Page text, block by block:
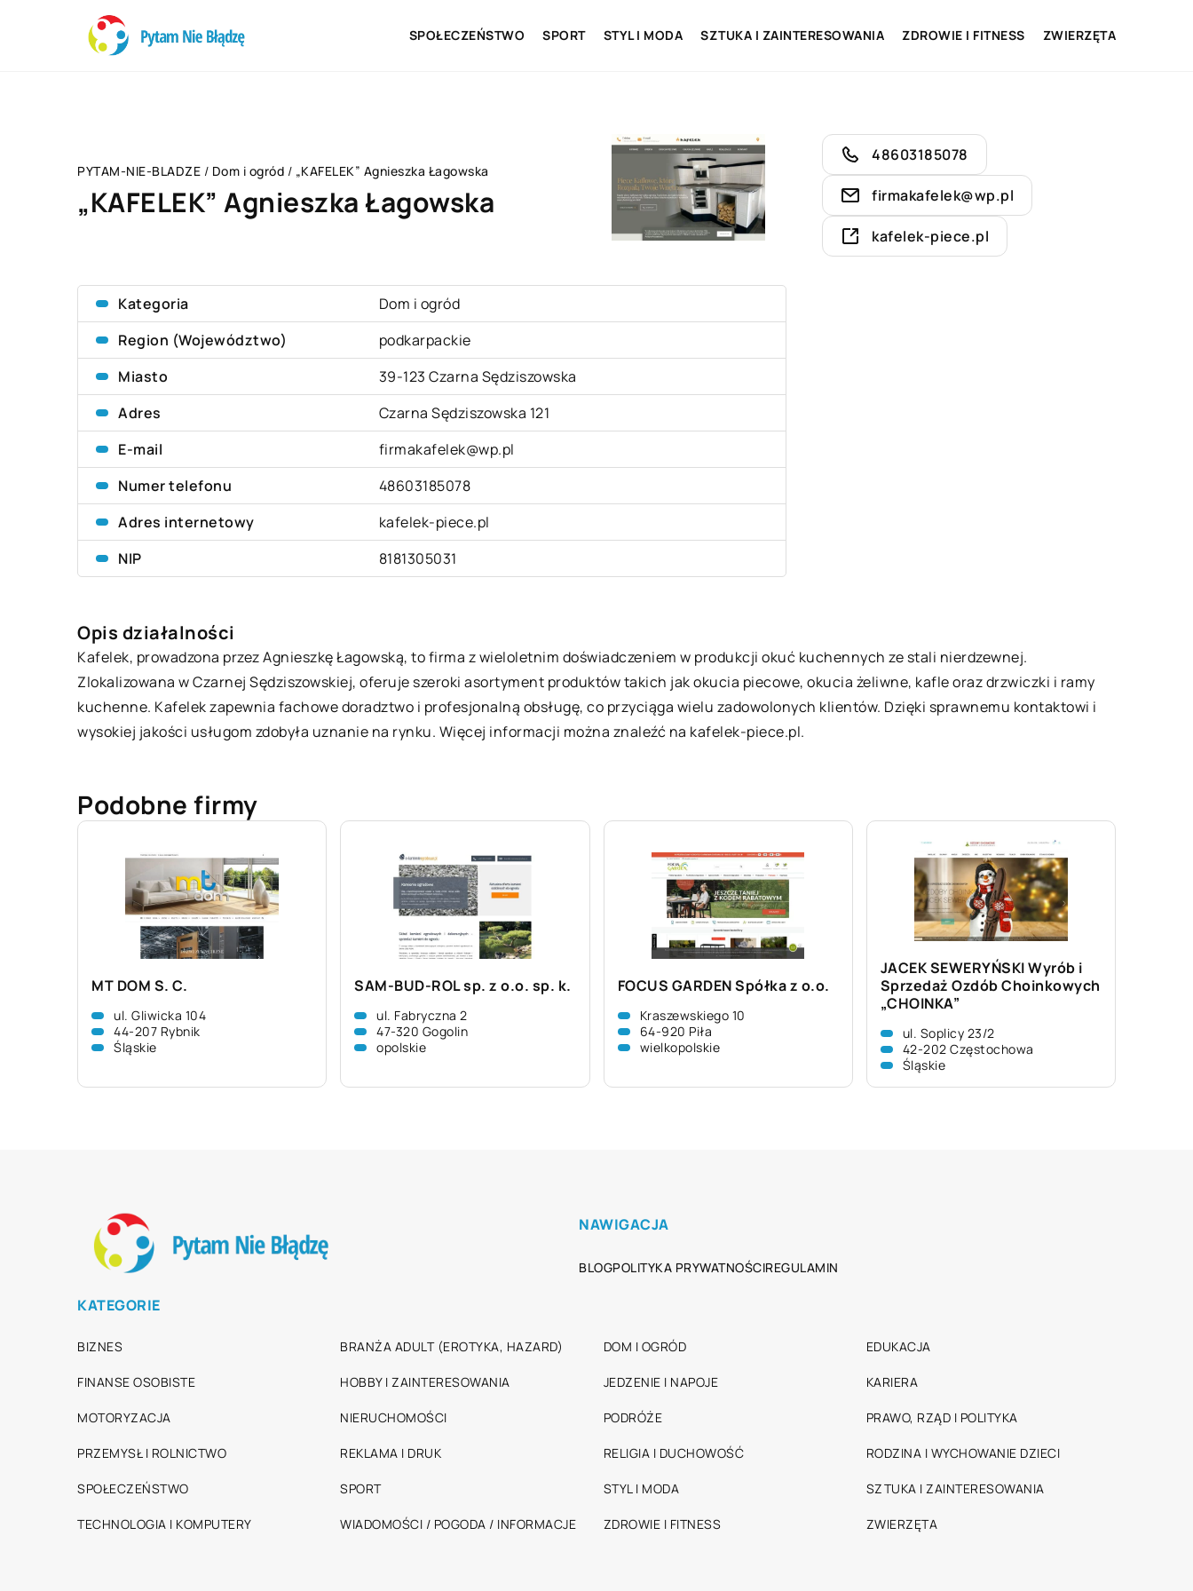
SPOŁECZEŃSTWO SPORT STYL I MODA SZTUKA I ZAINTERESOWANIA ZDROWIE I FITNESS ZWIERZĘTA
PYTAM-NIE-BLADZE / Dom i ogród / „KAFELEK” Agnieszka Łagowska
„KAFELEK” Agnieszka Łagowska
Kategoria
Dom i ogród
Region (Województwo)
podkarpackie
Miasto
39-123 Czarna Sędziszowska
Adres
Czarna Sędziszowska 121
E-mail
firmakafelek@wp.pl
Numer telefonu
48603185078
Adres internetowy
kafelek-piece.pl
NIP
8181305031
48603185078
firmakafelek@wp.pl
kafelek-piece.pl
Opis działalności
Kafelek, prowadzona przez Agnieszkę Łagowską, to firma z wieloletnim doświadczeniem w produkcji okuć kuchennych ze stali nierdzewnej.
Zlokalizowana w Czarnej Sędziszowskiej, oferuje szeroki asortyment produktów takich jak okucia piecowe, okucia żeliwne, kafle oraz drzwiczki i ramy
kuchenne. Kafelek zapewnia fachowe doradztwo i profesjonalną obsługę, co przyciąga wielu zadowolonych klientów. Dzięki sprawnemu kontaktowi i
wysokiej jakości usługom zdobyła uznanie na rynku. Więcej informacji można znaleźć na kafelek-piece.pl.
Podobne firmy
MT DOM S. C.
ul. Gliwicka 104
44-207 Rybnik
Śląskie
SAM-BUD-ROL sp. z o.o. sp. k.
ul. Fabryczna 2
47-320 Gogolin
opolskie
FOCUS GARDEN Spółka z o.o.
Kraszewskiego 10
64-920 Piła
wielkopolskie
JACEK SEWERYŃSKI Wyrób i
Sprzedaż Ozdób Choinkowych
„CHOINKA”
ul. Soplicy 23/2
42-202 Częstochowa
Śląskie
NAWIGACJA
BLOGPOLITYKA PRYWATNOŚCIREGULAMIN
KATEGORIE
BIZNES BRANŻA ADULT (EROTYKA, HAZARD) DOM I OGRÓD EDUKACJA
FINANSE OSOBISTE HOBBY I ZAINTERESOWANIA JEDZENIE I NAPOJE KARIERA
MOTORYZACJA NIERUCHOMOŚCI PODRÓŻE PRAWO, RZĄD I POLITYKA
PRZEMYSŁ I ROLNICTWO REKLAMA I DRUK RELIGIA I DUCHOWOŚĆ RODZINA I WYCHOWANIE DZIECI
SPOŁECZEŃSTWO SPORT STYL I MODA SZTUKA I ZAINTERESOWANIA
TECHNOLOGIA I KOMPUTERY WIADOMOŚCI / POGODA / INFORMACJE ZDROWIE I FITNESS ZWIERZĘTA